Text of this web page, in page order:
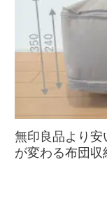
無印良品より安
が変わる布団収